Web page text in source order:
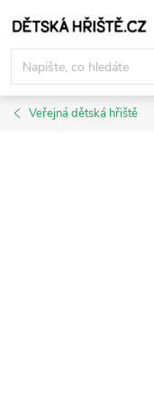
na
obsah
Veřejná dětská hřiště